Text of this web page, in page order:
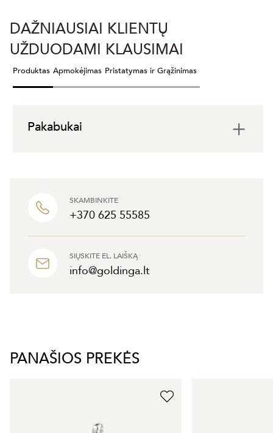
SKAMBINKITE
+370 625 55585
SIŲSKITE EL. LAIŠKĄ
info@goldinga.lt
DAŽNIAUSIAI KLIENTŲ
UŽDUODAMI KLAUSIMAI
Produktas Apmokėjimas Pristatymas ir Grąžinimas
Pakabukai
PANAŠIOS PREKĖS